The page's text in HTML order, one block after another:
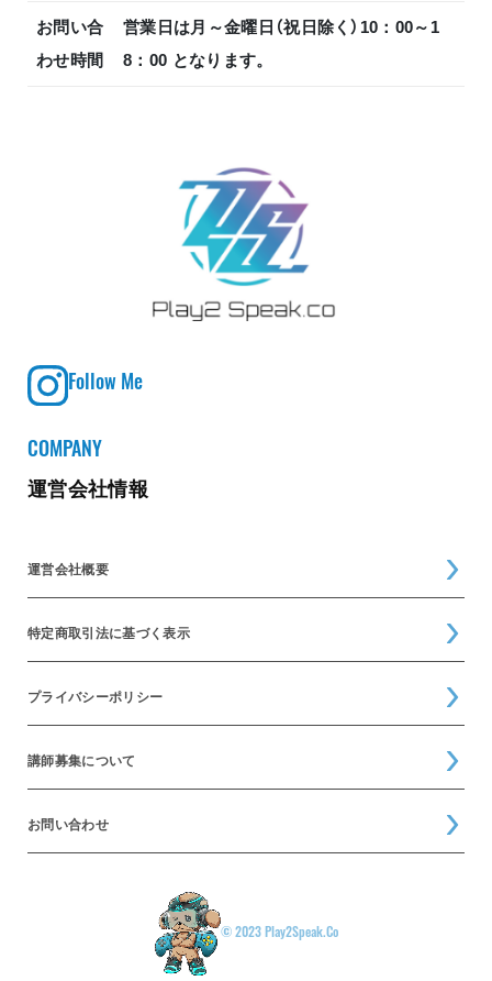
お問い合
わせ時間
営業日は月～金曜日（祝日除く）10：00～1
8：00 となります。
Follow Me
COMPANY
運営会社情報
運営会社概要
特定商取引法に基づく表示
プライバシーポリシー
講師募集について
お問い合わせ
© 2023 Play2Speak.Co